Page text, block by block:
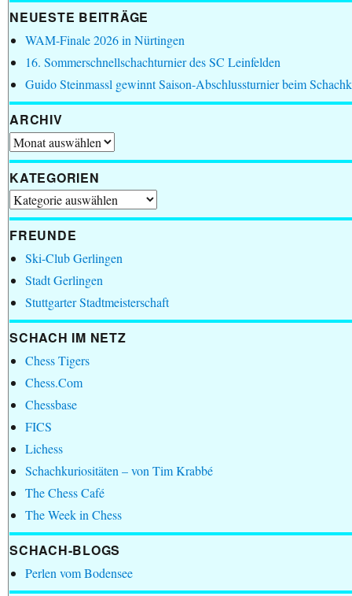
NEUESTE BEITRÄGE
WAM-Finale 2026 in Nürtingen
16. Sommerschnellschachturnier des SC Leinfelden
Guido Steinmassl gewinnt Saison-Abschlussturnier beim
ARCHIV
Archiv
KATEGORIEN
Kategorien
FREUNDE
Ski-Club Gerlingen
Stadt Gerlingen
Stuttgarter Stadtmeisterschaft
SCHACH IM NETZ
Chess Tigers
Chess.Com
Chessbase
FICS
Lichess
Schachkuriositäten – von Tim Krabbé
The Chess Café
The Week in Chess
SCHACH-BLOGS
Perlen vom Bodensee